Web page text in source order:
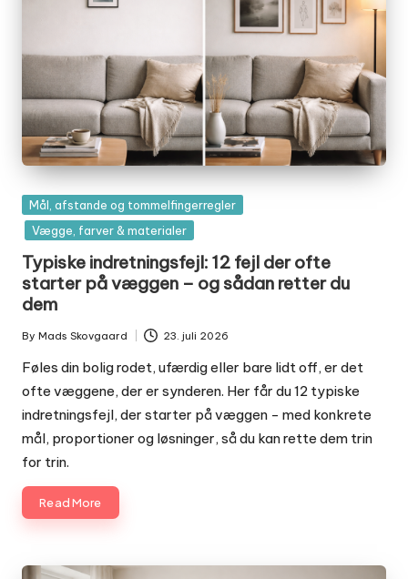
Posted
in
Mål, afstande og tommelfingerregler
Vægge, farver & materialer
Typiske indretningsfejl: 12 fejl der ofte
starter på væggen – og sådan retter du
dem
Posted
by
By Mads Skovgaard 23. juli 2026
Føles din bolig rodet, ufærdig eller bare lidt off, er det
ofte væggene, der er synderen. Her får du 12 typiske
indretningsfejl, der starter på væggen - med konkrete
mål, proportioner og løsninger, så du kan rette dem trin
for trin.
Read More